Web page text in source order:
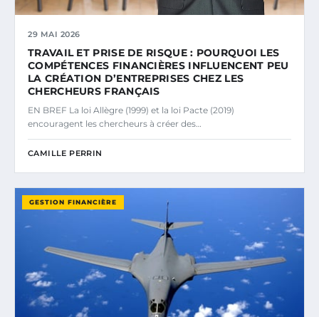
29 MAI 2026
TRAVAIL ET PRISE DE RISQUE : POURQUOI LES
COMPÉTENCES FINANCIÈRES INFLUENCENT PEU
LA CRÉATION D’ENTREPRISES CHEZ LES
CHERCHEURS FRANÇAIS
EN BREF La loi Allègre (1999) et la loi Pacte (2019)
encouragent les chercheurs à créer des…
CAMILLE PERRIN
GESTION FINANCIÈRE